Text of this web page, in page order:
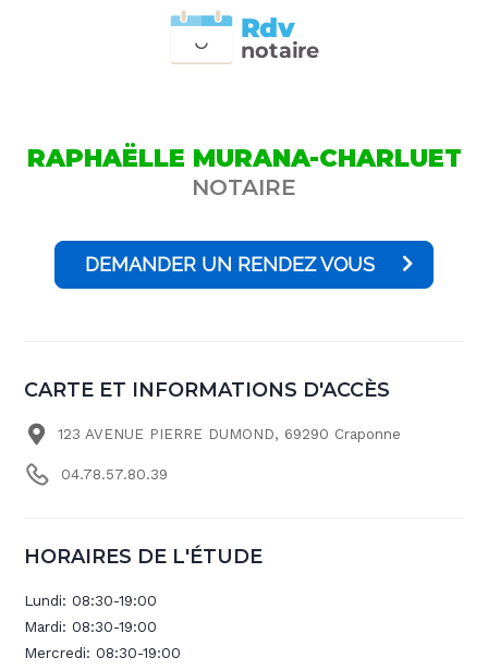
notaire
Rdv
RAPHAËLLE MURANA-CHARLUET
NOTAIRE
DEMANDER UN RENDEZ VOUS
CARTE ET INFORMATIONS D'ACCÈS
123 AVENUE PIERRE DUMOND, 69290 Craponne
04.78.57.80.39
HORAIRES DE L'ÉTUDE
Lundi:08:30-19:00
Mardi:08:30-19:00
Mercredi:08:30-19:00